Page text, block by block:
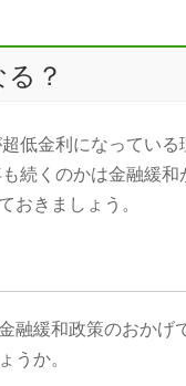
？
低金利になっている
続くのかは金融緩
おきましょう。
融緩和政策のおかげ
うか。